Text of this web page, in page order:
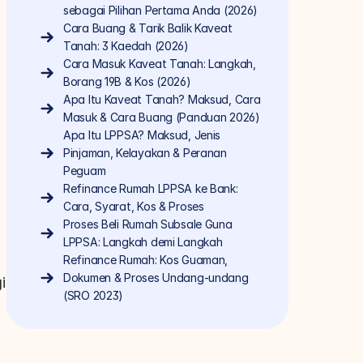
sebagai Pilihan Pertama Anda (2026)
Cara Buang & Tarik Balik Kaveat
Tanah: 3 Kaedah (2026)
Cara Masuk Kaveat Tanah: Langkah,
Borang 19B & Kos (2026)
Apa Itu Kaveat Tanah? Maksud, Cara
Masuk & Cara Buang (Panduan 2026)
Apa Itu LPPSA? Maksud, Jenis
Pinjaman, Kelayakan & Peranan
Peguam
Refinance Rumah LPPSA ke Bank:
Cara, Syarat, Kos & Proses
Proses Beli Rumah Subsale Guna
LPPSA: Langkah demi Langkah
Refinance Rumah: Kos Guaman,
Dokumen & Proses Undang-undang
(SRO 2023)